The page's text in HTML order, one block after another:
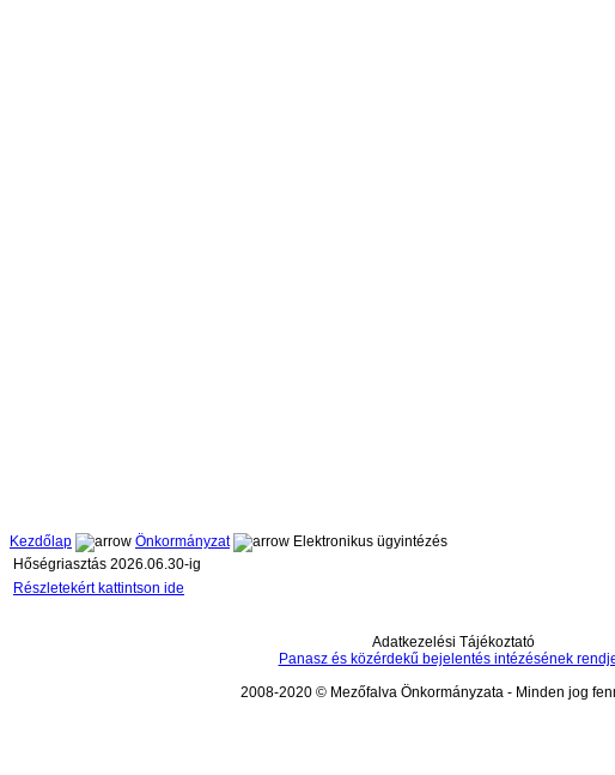
Kezdőlap
Önkormányzat
Elektronikus ügyintézés
Hőségriasztás 2026.06.30-ig
Részletekért kattintson ide
Adatkezelési Tájékoztató
Panasz és közérdekű bejelentés intézésének
2008-2020 © Mezőfalva Önkormányzata - Minden jog